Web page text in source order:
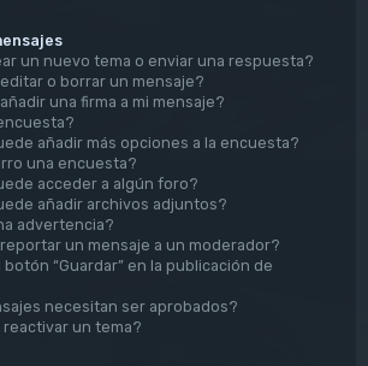
un nuevo tema o enviar una respuesta?
o borrar un mensaje?
una firma a mi mensaje?
añadir más opciones a la encuesta?
una encuesta?
acceder a algún foro?
añadir archivos adjuntos?
advertencia?
un mensaje a un moderador?
“Guardar” en la publicación de
necesitan ser aprobados?
reactivar un tema?